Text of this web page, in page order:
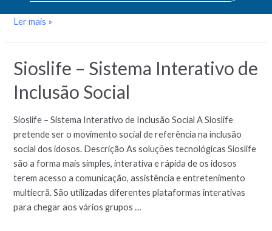
Ler mais »
Sioslife – Sistema Interativo de
Inclusão Social
Sioslife – Sistema Interativo de Inclusão Social A Sioslife
pretende ser o movimento social de referência na inclusão
social dos idosos. Descrição As soluções tecnológicas Sioslife
são a forma mais simples, interativa e rápida de os idosos
terem acesso a comunicação, assistência e entretenimento
multiecrã. São utilizadas diferentes plataformas interativas
para chegar aos vários grupos …